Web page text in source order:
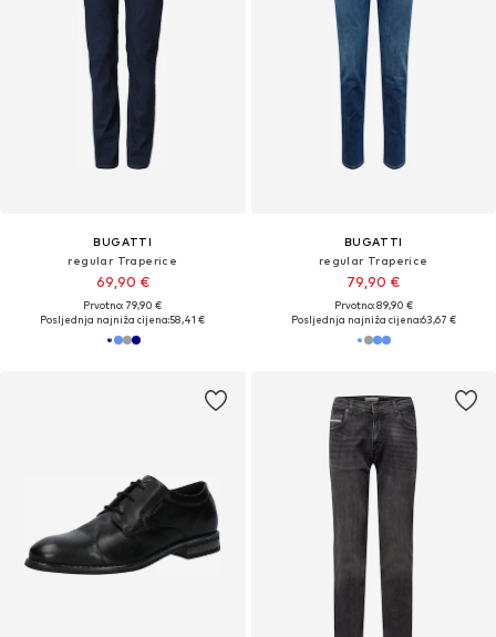
BUGATTI
regular Traperice
69,90 €
Prvotno: 79,90 €
Posljednja najniža cijena:58,41 €
BUGATTI
regular Traperice
79,90 €
Prvotno: 89,90 €
Posljednja najniža cijena:63,67 €